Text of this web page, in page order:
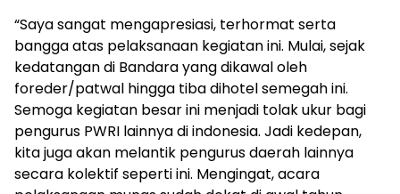
“Saya sangat mengapresiasi, terhormat serta
bangga atas pelaksanaan kegiatan ini. Mulai, sejak
kedatangan di Bandara yang dikawal oleh
foreder/patwal hingga tiba dihotel semegah ini.
Semoga kegiatan besar ini menjadi tolak ukur bagi
pengurus PWRI lainnya di indonesia. Jadi kedepan,
kita juga akan melantik pengurus daerah lainnya
secara kolektif seperti ini. Mengingat, acara